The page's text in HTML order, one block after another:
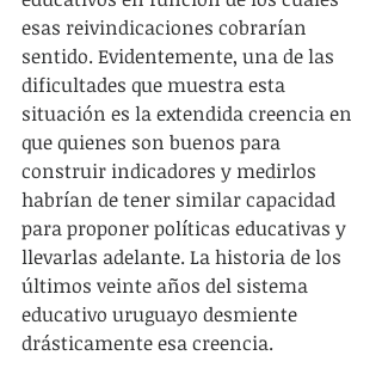
esas reivindicaciones cobrarían
sentido. Evidentemente, una de las
dificultades que muestra esta
situación es la extendida creencia en
que quienes son buenos para
construir indicadores y medirlos
habrían de tener similar capacidad
para proponer políticas educativas y
llevarlas adelante. La historia de los
últimos veinte años del sistema
educativo uruguayo desmiente
drásticamente esa creencia.